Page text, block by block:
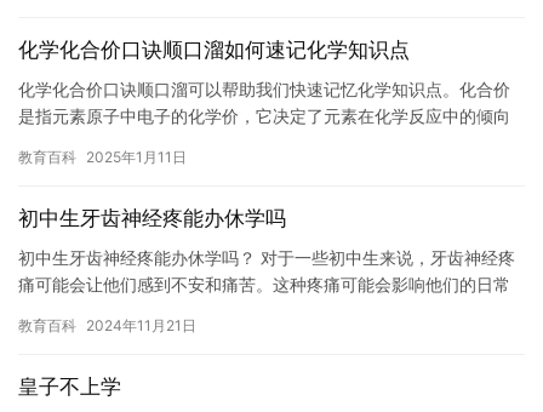
化学化合价口诀顺口溜如何速记化学知识点
化学化合价口诀顺口溜可以帮助我们快速记忆化学知识点。化合价
是指元素原子中电子的化学价，它决定了元素在化学反应中的倾向
下面是…
教育百科 2025年1月11日
初中生牙齿神经疼能办休学吗
初中生牙齿神经疼能办休学吗？ 对于一些初中生来说，牙齿神经疼
痛可能会让他们感到不安和痛苦。这种疼痛可能会影响他们的日常
们可…
教育百科 2024年11月21日
皇子不上学